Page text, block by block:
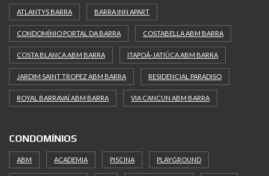
ATLANTYS BARRA BARRA INN APART
CONDOMÍNIO PORTAL DA BARRA COSTABELLA ABM BARRA
COSTA BLANCA ABM BARRA ITAPOÃ-JATIÚCA ABM BARRA
JARDIM SAINT TROPEZ ABM BARRA RESIDENCIAL PARADISO
ROYAL BARRAVAÍ ABM BARRA VIA CANCUN ABM BARRA
CONDOMÍNIOS
ABM ACADEMIA PISCINA PLAYGROUND